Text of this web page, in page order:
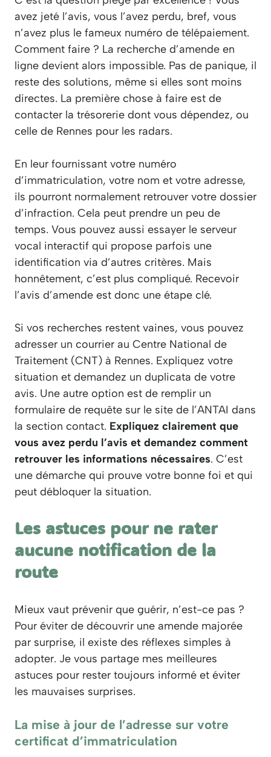
avez jeté l’avis, vous l’avez perdu, bref, vous
n’avez plus le fameux numéro de télépaiement.
Comment faire ? La recherche d’amende en
ligne devient alors impossible. Pas de panique, il
reste des solutions, même si elles sont moins
directes. La première chose à faire est de
contacter la trésorerie dont vous dépendez, ou
celle de Rennes pour les radars.
En leur fournissant votre numéro
d’immatriculation, votre nom et votre adresse,
ils pourront normalement retrouver votre dossier
d’infraction. Cela peut prendre un peu de
temps. Vous pouvez aussi essayer le serveur
vocal interactif qui propose parfois une
identification via d’autres critères. Mais
honnêtement, c’est plus compliqué. Recevoir
l’avis d’amende est donc une étape clé.
Si vos recherches restent vaines, vous pouvez
adresser un courrier au Centre National de
Traitement (CNT) à Rennes. Expliquez votre
situation et demandez un duplicata de votre
avis. Une autre option est de remplir un
formulaire de requête sur le site de l’ANTAI dans
la section contact. Expliquez clairement que
vous avez perdu l’avis et demandez comment
retrouver les informations nécessaires. C’est
une démarche qui prouve votre bonne foi et qui
peut débloquer la situation.
Les astuces pour ne rater
aucune notification de la
route
Mieux vaut prévenir que guérir, n’est-ce pas ?
Pour éviter de découvrir une amende majorée
par surprise, il existe des réflexes simples à
adopter. Je vous partage mes meilleures
astuces pour rester toujours informé et éviter
les mauvaises surprises.
La mise à jour de l’adresse sur votre
certificat d’immatriculation